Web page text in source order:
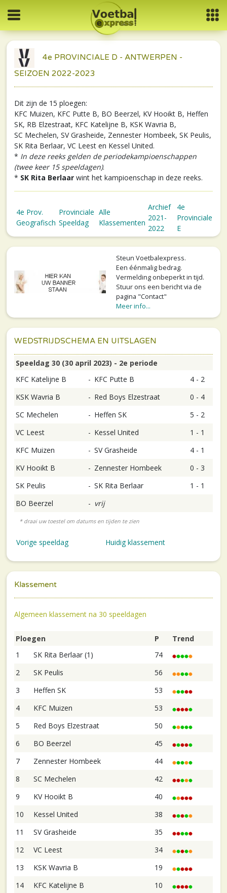
4e PROVINCIALE D - ANTWERPEN -
SEIZOEN 2022-2023
Dit zijn de 15 ploegen:
KFC Muizen, KFC Putte B, BO Beerzel, KV Hooikt B, Heffen
SK, RB Elzestraat, KFC Katelijne B, KSK Wavria B,
SC Mechelen, SV Grasheide, Zennester Hombeek, SK Peulis,
SK Rita Berlaar, VC Leest en Kessel United.
* In deze reeks gelden de periodekampioenschappen
(twee keer 15 speeldagen).
* SK Rita Berlaar wint het kampioenschap in deze reeks.
4e Prov.
Geografisch
Provinciale
Speeldag
Alle
Klassementen
Archief
2021-
2022
4e
Provinciale
E
Steun Voetbalexpress.
Een éénmalig bedrag.
Vermelding onbeperkt in tijd.
Stuur ons een bericht via de
pagina "Contact"
Meer info...
WEDSTRIJDSCHEMA EN UITSLAGEN
Speeldag 30 (30 april 2023) - 2e periode
KFC Katelijne B
- KFC Putte B
4 - 2
KSK Wavria B
- Red Boys Elzestraat
0 - 4
SC Mechelen
- Heffen SK
5 - 2
VC Leest
- Kessel United
1 - 1
KFC Muizen
- SV Grasheide
4 - 1
KV Hooikt B
- Zennester Hombeek
0 - 3
SK Peulis
- SK Rita Berlaar
1 - 1
BO Beerzel
- vrij
Vorige speeldag Huidig klassement
Klassement
Algemeen klassement na 30 speeldagen
Ploegen P
Trend
1
SK Rita Berlaar (1)
74
2
SK Peulis
56
3
Heffen SK
53
4
KFC Muizen
53
5
Red Boys Elzestraat
50
6
BO Beerzel
45
7
Zennester Hombeek
44
8
SC Mechelen
42
9
KV Hooikt B
40
10
Kessel United
38
11
SV Grasheide
35
12
VC Leest
34
13
KSK Wavria B
19
14
KFC Katelijne B
10